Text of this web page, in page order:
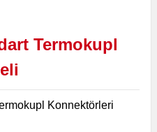
Termokupl